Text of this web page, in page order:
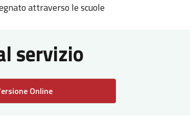
attraverso le scuole
servizio
Online